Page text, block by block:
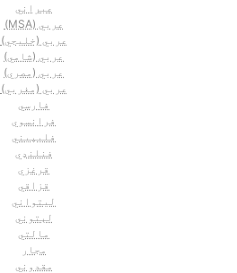
عبراني
عربي (MSA)
عربي (خليجي)
عربي (شامي)
عربي (مصري)
عربي (مغربي)
فارسي
فرانسوي
فليپيني
فنلنډي
قرغزي
قزاقي
ليتواني
لېتوني
مالتي
مجار
مقدوني